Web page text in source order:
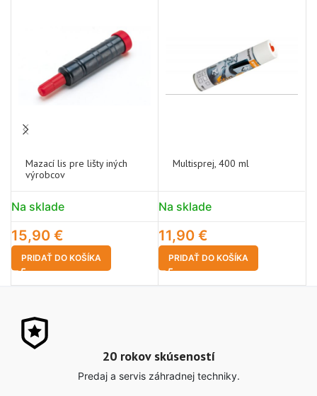
Mazací lis pre lišty iných
výrobcov
Na sklade
15,90 €
PRIDAŤ DO KOŠÍKA
Multisprej, 400 ml
Na sklade
11,90 €
PRIDAŤ DO KOŠÍKA
20 rokov skúseností
Predaj a servis záhradnej techniky.